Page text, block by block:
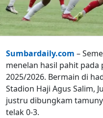
Sumbardaily.com –
menelan hasil pahit pada
2025/2026. Bermain di
Stadion Haji Agus Salim,
justru dibungkam
telak 0-3.